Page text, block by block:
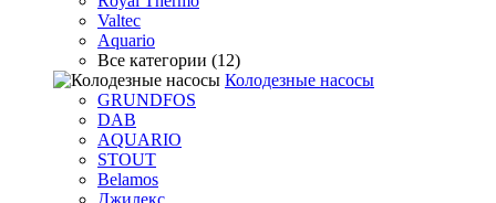
Valtec
Aquario
Все категории (12)
Колодезные насосы
GRUNDFOS
DAB
AQUARIO
STOUT
Belamos
Джилекс